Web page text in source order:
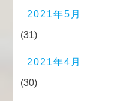
2021年5月
(31)
2021年4月
(30)